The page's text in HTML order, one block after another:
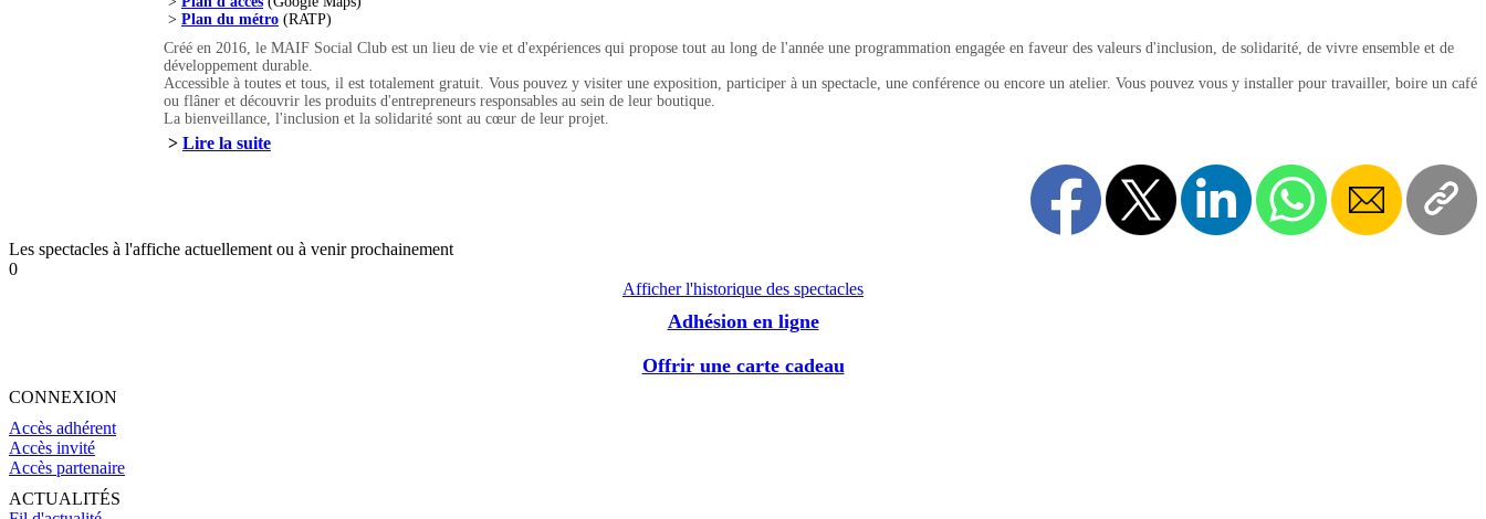
> Plan du métro (RATP)
Créé en 2016, le MAIF Social Club est un lieu de vie et d'expériences qui propose tout au long de l'année une programmation engagée en faveur des valeurs d'inclusion, de solidarité, de vivre ensemble et de
développement durable.
Accessible à toutes et tous, il est totalement gratuit. Vous pouvez y visiter une exposition, participer à un spectacle, une conférence ou encore un atelier. Vous pouvez vous y installer pour travailler, boire un café
ou flâner et découvrir les produits d'entrepreneurs responsables au sein de leur boutique.
La bienveillance, l'inclusion et la solidarité sont au cœur de leur projet.
> Lire la suite
Les spectacles à l'affiche actuellement ou à venir prochainement
0
Afficher l'historique des spectacles
Adhésion en ligne
Offrir une carte cadeau
CONNEXION
Accès adhérent
Accès invité
Accès partenaire
ACTUALITÉS